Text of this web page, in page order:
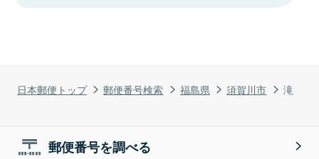
日本郵便トップ 郵便番号検索 福島県 須賀川市 滝
郵便番号を調べる